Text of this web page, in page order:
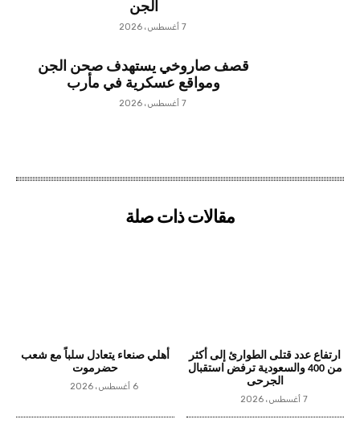
الجن
7 أغسطس، 2026
قصف صاروخي يستهدف صحن الجن
ومواقع عسكرية في مأرب
7 أغسطس، 2026
مقالات ذات صلة
ارتفاع عدد قتلى الطوارئ إلى أكثر
من 400 والسعودية ترفض استقبال
الجرحى
7 أغسطس، 2026
أهلي صنعاء يتعادل سلباً مع شعب
حضرموت
6 أغسطس، 2026